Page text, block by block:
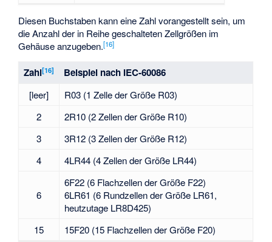
Diesen Buchstaben kann eine Zahl vorangestellt sein, um
die Anzahl der in Reihe geschalteten Zellgrößen im
Gehäuse anzugeben.[16]
Zahl[16] Beispiel nach IEC-60086
[leer]
R03 (1 Zelle der Größe R03)
2
2R10 (2 Zellen der Größe R10)
3
3R12 (3 Zellen der Größe R12)
4
4LR44 (4 Zellen der Größe LR44)
6
6F22 (6 Flachzellen der Größe F22)
6LR61 (6 Rundzellen der Größe LR61,
heutzutage LR8D425)
15
15F20 (15 Flachzellen der Größe F20)